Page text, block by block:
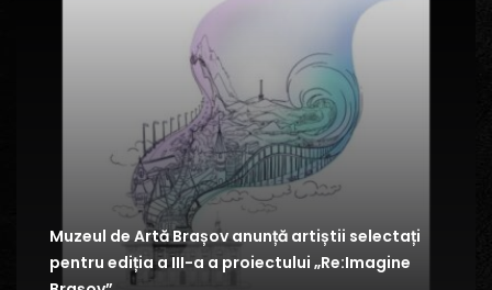
Muzeul de Artă Brașov anunță artiștii selectați
pentru ediția a III-a a proiectului „Re:Imagine